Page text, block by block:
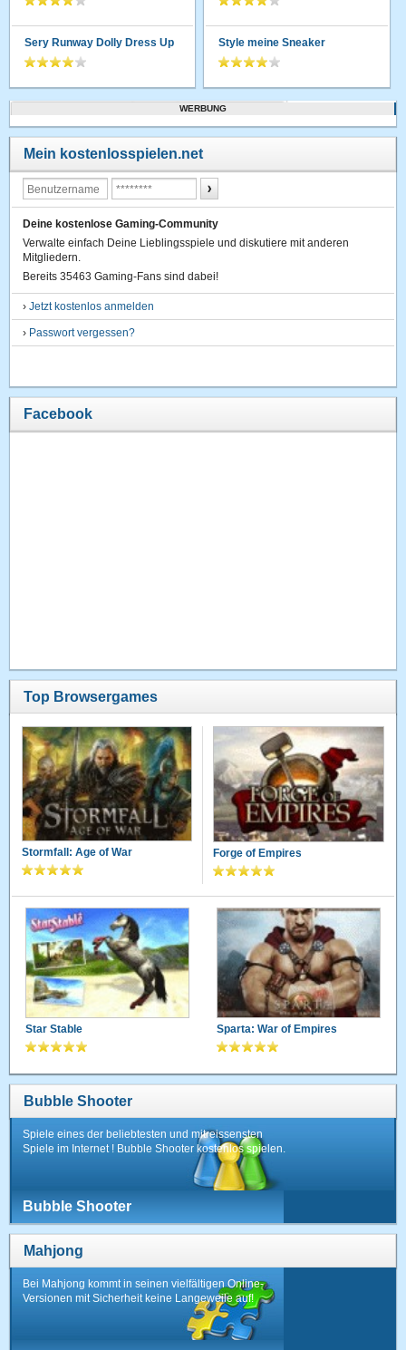
Sery Runway Dolly Dress Up Style meine Sneaker
WERBUNG
Mein kostenlosspielen.net
Deine kostenlose Gaming-Community
Verwalte einfach Deine Lieblingsspiele und diskutiere mit anderen
Mitgliedern.
Bereits 35463 Gaming-Fans sind dabei!
›Jetzt kostenlos anmelden
› Passwort vergessen?
Facebook
Top Browsergames
Stormfall: Age of War Forge of Empires
Star Stable Sparta: War of Empires
Bubble Shooter
Spiele eines der beliebtesten und mitreissensten
Spiele im Internet ! Bubble Shooter kostenlos spielen.
Bubble Shooter
Mahjong
Bei Mahjong kommt in seinen vielfältigen Online-
Versionen mit Sicherheit keine Langeweile auf!